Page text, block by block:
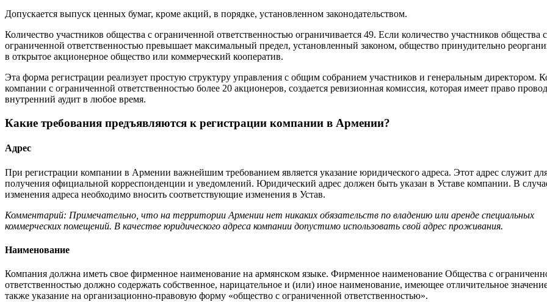
Допускается выпуск ценных бумаг, кроме акций, в порядке, установленном законодательством.
Количество участников общества с ограниченной ответственностью ограничивается 49. Если количество участников общества с
ограниченной ответственностью превышает максимальный предел, установленный законом, общество принудительно
в открытое акционерное общество или коммерческий кооператив.
Эта форма регистрации реализует простую структуру управления с общим собранием участников и генеральным директором.
компании с ограниченной ответственностью более 20 акционеров, создается ревизионная комиссия, которая имеет право
внутренний аудит в любое время.
Какие требования предъявляются к регистрации компании в Армении?
Адрес
При регистрации компании в Армении важнейшим требованием является указание юридического адреса. Этот адрес служит
получения официальной корреспонденции и уведомлений. Юридический адрес должен быть указан в Уставе компании. В
изменения адреса необходимо вносить соответствующие изменения в Устав.
Комментарий: Примечательно, что на территории Армении нет никаких обязательств по владению или аренде специальных
коммерческих помещений. В качестве юридического адреса компании допустимо использовать свой адрес проживания.
Наименование
Компания должна иметь свое фирменное наименование на армянском языке. Фирменное наименование Общества с
ответственностью должно содержать собственное, нарицательное и (или) иное наименование, имеющее отличительное
также указание на организационно-правовую форму «общество с ограниченной ответственностью».